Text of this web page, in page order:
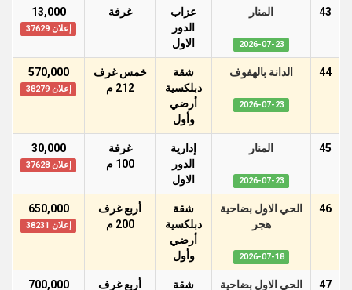
43 المنار
2026-07-23
عزاب
الدور
اﻻول
غرفة 13,000
إعلان 37629
44 الدانة بالهفوف
2026-07-23
شقة
دبلكسية
أرضي
وأول
خمس غرف
212 م
570,000
إعلان 38279
45 المنار
2026-07-23
إدارية
الدور
اﻻول
غرفة
100 م
30,000
إعلان 37628
46
الحي الاول بضاحية
هجر
2026-07-18
شقة
دبلكسية
أرضي
وأول
أربع غرف
200 م
650,000
إعلان 38231
47 الحي الاول بضاحية شقة أربع غرف 700,000